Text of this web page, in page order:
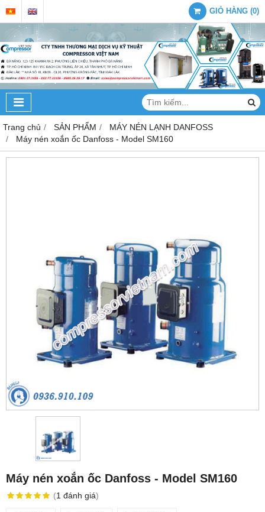
GIỎ HÀNG (0)
Trang chủ SẢN PHẨM
MÁY NÉN LẠNH DANFOSS
Máy nén xoắn ốc Danfoss - Model SM160
Máy nén xoắn ốc Danfoss - Model SM160
(1 đánh giá)